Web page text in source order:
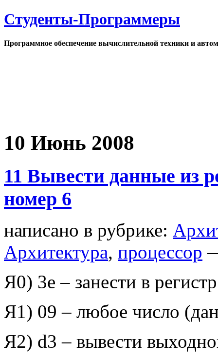
Студенты-Программеры
Программное обеспечение вычислительной техники и
10 Июнь 2008
11 Вывести данные из
номер 6
написано в рубрике:
Архитектура, процессор
Я0) 3e – занести в
Я1) 09 – любое число
Я2) d3 – вывести